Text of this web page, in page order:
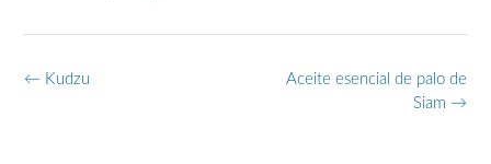
Navegación
Aceite esencial de palo de
Siam →
← Kudzu